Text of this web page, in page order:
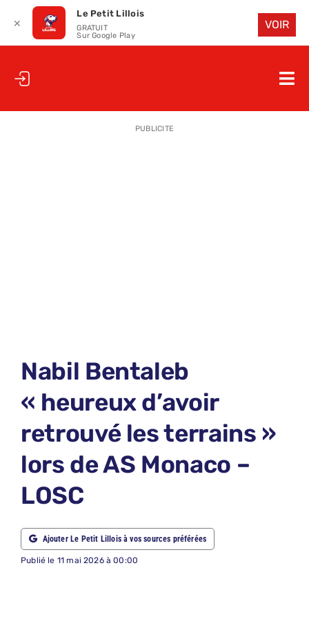
à
NOUS
PUBLICITE
Nabil Bentaleb
« heureux d’avoir
retrouvé les terrains »
lors de AS Monaco –
LOSC
Ajouter Le Petit Lillois à vos sources préférées
Publié le 11 mai 2026 à 00:00
✕
Le Petit Lillois
GRATUIT
Sur Google Play
VOIR